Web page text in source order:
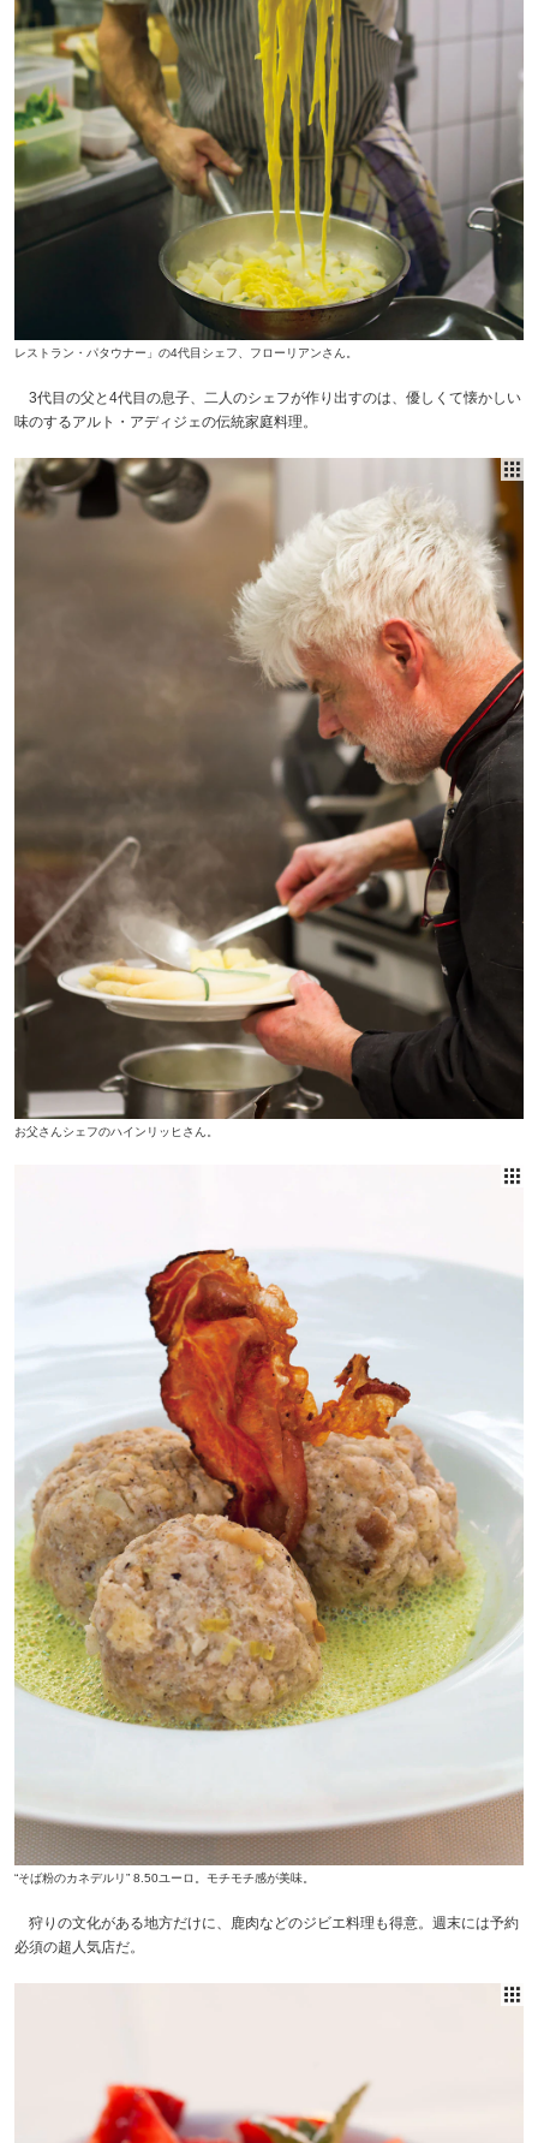
レストラン・パタウナー」の4代目シェフ、フローリアンさん。
3代目の父と4代目の息子、二人のシェフが作り出すのは、優しくて懐かしい
味のするアルト・アディジェの伝統家庭料理。
お父さんシェフのハインリッヒさん。
“そば粉のカネデルリ” 8.50ユーロ。モチモチ感が美味。
狩りの文化がある地方だけに、鹿肉などのジビエ料理も得意。週末には予約
必須の超人気店だ。